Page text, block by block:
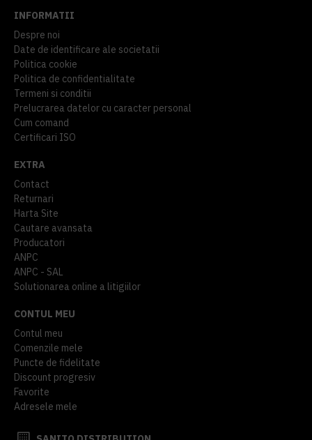
INFORMATII
Despre noi
Date de identificare ale societatii
Politica cookie
Politica de confidentialitate
Termeni si conditii
Prelucrarea datelor cu caracter personal
Cum comand
Certificari ISO
EXTRA
Contact
Returnari
Harta Site
Cautare avansata
Producatori
ANPC
ANPC - SAL
Solutionarea online a litigiilor
CONTUL MEU
Contul meu
Comenzile mele
Puncte de fidelitate
Discount progresiv
Favorite
Adresele mele